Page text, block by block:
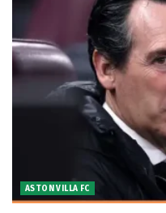
ASTON VILLA FC